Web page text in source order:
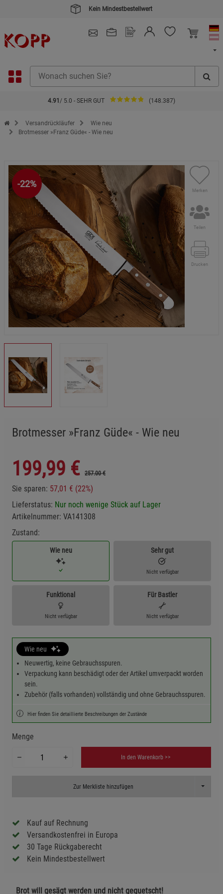
Kein Mindestbestellwert
4.91 / 5.0 - SEHR GUT (148.387)
Zur Startseite des Kopp Verlag Online-Shop
Versandrückläufer
Wie neu
Brotmesser »Franz Güde« - Wie neu
-22%
Merken
Teilen
Drucken
Brotmesser »Franz Güde« - Wie neu
199,99 € 257.00 €
Sie sparen: 57,01 € (22%)
Lieferstatus: Nur noch wenige Stück auf Lager
Artikelnummer: VA141308
Zustand:
Wie neu Sehr gut
Nicht verfügbar
Funktional
Nicht verfügbar
Für Bastler
Nicht verfügbar
Wie neu
Neuwertig, keine Gebrauchsspuren.
Verpackung kann beschädigt oder der Artikel umverpackt worden
sein.
Zubehör (falls vorhanden) vollständig und ohne Gebrauchsspuren.
Hier finden Sie detaillierte Beschreibungen der Zustände
Menge
In den Warenkorb >>
Zur Merkliste hinzufügen Toggle
Kauf auf Rechnung
Versandkostenfrei in Europa
30 Tage Rückgaberecht
Kein Mindestbestellwert
Brot will gesägt werden und nicht gequetscht!